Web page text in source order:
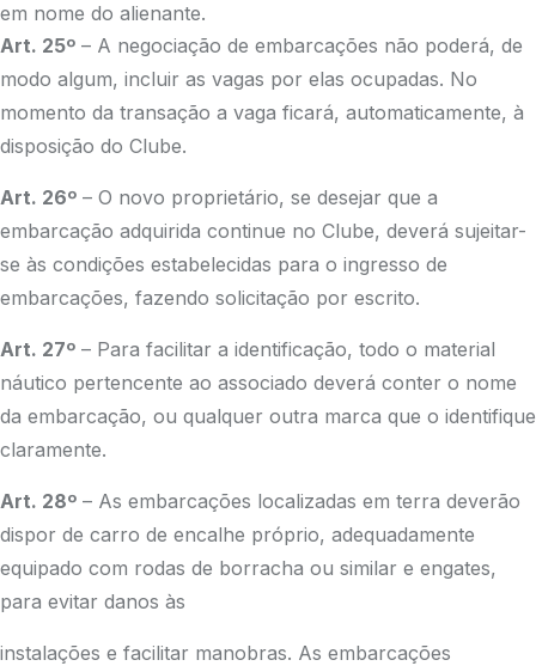
em nome do alienante.
Art. 25º – A negociação de embarcações não poderá, de
modo algum, incluir as vagas por elas ocupadas. No
momento da transação a vaga ficará, automaticamente, à
disposição do Clube.
Art. 26º – O novo proprietário, se desejar que a
embarcação adquirida continue no Clube, deverá sujeitar-
se às condições estabelecidas para o ingresso de
embarcações, fazendo solicitação por escrito.
Art. 27º – Para facilitar a identificação, todo o material
náutico pertencente ao associado deverá conter o nome
da embarcação, ou qualquer outra marca que o identifique
claramente.
Art. 28º – As embarcações localizadas em terra deverão
dispor de carro de encalhe próprio, adequadamente
equipado com rodas de borracha ou similar e engates,
para evitar danos às
instalações e facilitar manobras. As embarcações